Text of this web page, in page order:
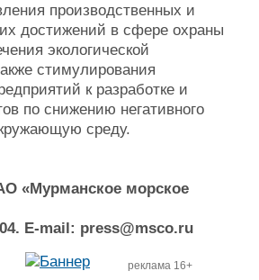
производственных и
достижений в сфере охраны
экологической
стимулирования
к разработке и
по снижению негативного
среду.
«Мурманское морское
E-mail: press@msco.ru
реклама 16+